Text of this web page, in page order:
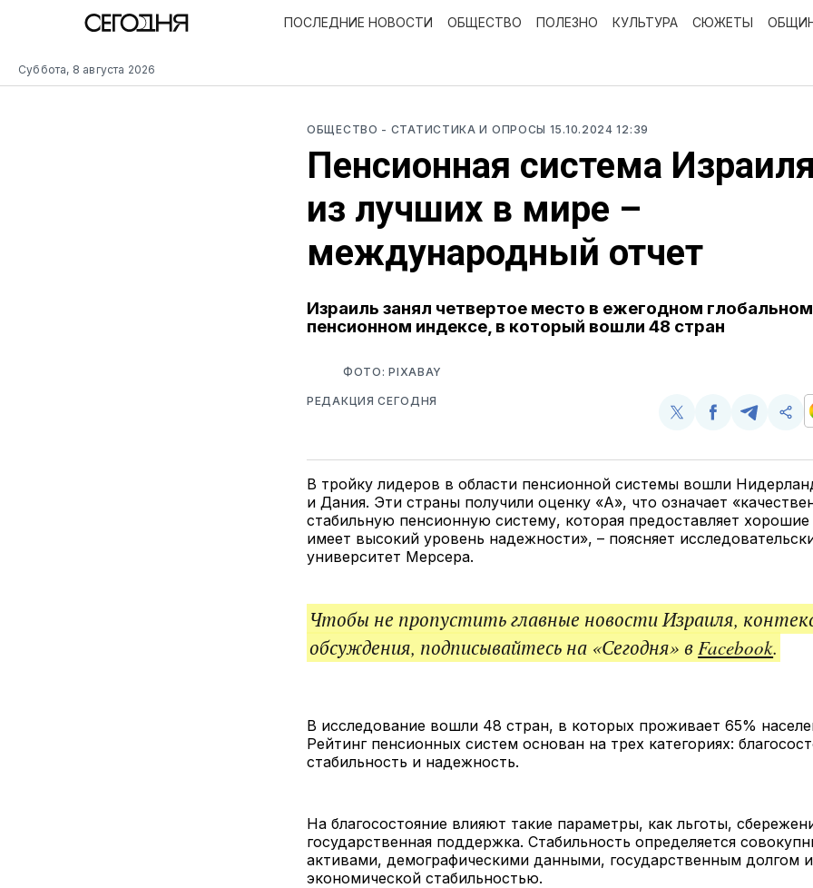
Суббота, 8 августа 2026
ПОСЛЕДНИЕ НОВОСТИ ОБЩЕСТВО ПОЛЕЗНО КУЛЬТУРА СЮЖЕТЫ
ОБЩЕСТВО - СТАТИСТИКА И ОПРОСЫ 15.10.2024 12:39
Пенсионная система
из лучших в мире –
международный отчет
Израиль занял четвертое место в ежегодном глобальном
пенсионном индексе, в который вошли 48 стран
ФОТО: PIXABAY
РЕДАКЦИЯ СЕГОДНЯ
Поделиться
Twitter
Поделиться
FacebookTelegram
В тройку лидеров в области пенсионной системы вошли
и Дания. Эти страны получили оценку «А», что означает
стабильную пенсионную систему, которая предоставляет хорошие
имеет высокий уровень надежности», – поясняет
университет Мерсера.
Чтобы не пропустить главные новости Израиля,
обсуждения, подписывайтесь на «Сегодня» вFacebook.
В исследование вошли 48 стран, в которых проживает 65%
Рейтинг пенсионных систем основан на трех категориях:
стабильность и надежность.
На благосостояние влияют такие параметры, как льготы,
государственная поддержка. Стабильность определяется
активами, демографическими данными, государственным долгом и
экономической стабильностью.